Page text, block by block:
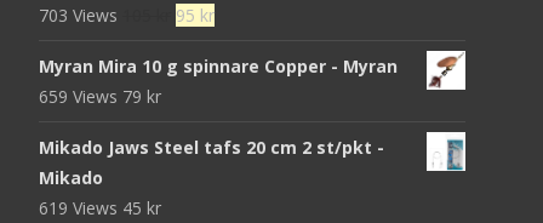
703 Views
Det
priset
95 krDet
priset
Myran Mira 10 g spinnare Copper - Myran
659 Views 79 kr
Mikado Jaws Steel tafs 20 cm 2 st/pkt -
Mikado
619 Views 45 kr